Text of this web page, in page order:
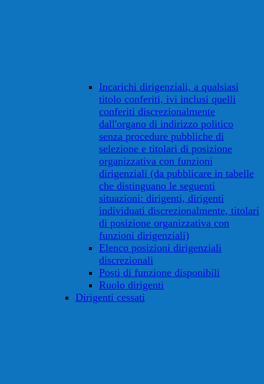
Incarichi dirigenziali, a qualsiasi
titolo conferiti, ivi inclusi quelli
conferiti discrezionalmente
dall'organo di indirizzo politico
senza procedure pubbliche di
selezione e titolari di posizione
organizzativa con funzioni
dirigenziali (da pubblicare in tabelle
che distinguano le seguenti
situazioni: dirigenti, dirigenti
individuati discrezionalmente, titolari
di posizione organizzativa con
funzioni dirigenziali)
Elenco posizioni dirigenziali
discrezionali
Posti di funzione disponibili
Ruolo dirigenti
Dirigenti cessati